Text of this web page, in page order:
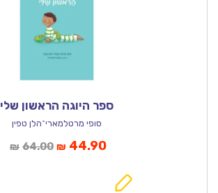
ספר היוגה הראשון שלי
סופי מרטלמארי־הלן טפין
₪ 64.00המחיר
₪ 44.90המחיר
הוא: